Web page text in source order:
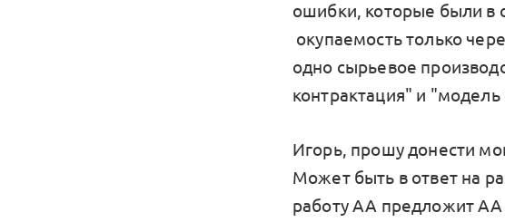
ошибки, которые были в
окупаемость только
одно сырьевое
контрактация" и "модель
Игорь, прошу донести
Может быть в ответ на
работу АА предложит АА